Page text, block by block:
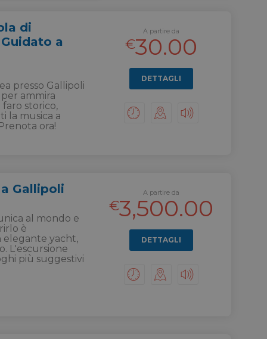
di
a
presso Gallipoli
ammira
faro storico,
la musica a
ora!
A partire da
€30.00
DETTAGLI
Gallipoli
al mondo e
è
elegante yacht,
L'escursione
più suggestivi
A partire da
€3,500.00
DETTAGLI